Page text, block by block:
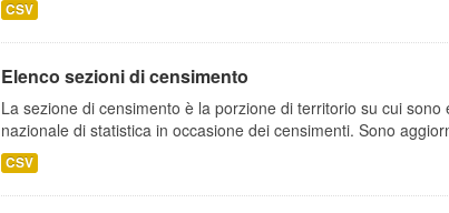
CSV
Elenco sezioni di censimento
La sezione di censimento è la porzione di territorio su cui
nazionale di statistica in occasione dei censimenti. Sono
CSV